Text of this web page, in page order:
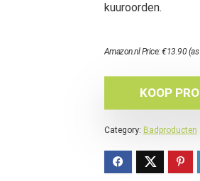
kuuroorden.
Amazon.nl Price:€13.90(as
KOOP
Category: Badproducten